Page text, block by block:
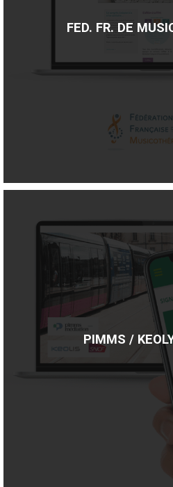
FED. FR. DE
PIMMS /